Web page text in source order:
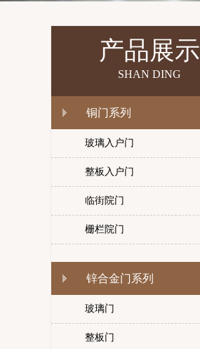
产品展示
SHAN DING
铜门系列
玻璃入户门
整板入户门
临街院门
栅栏院门
锌合金门系列
玻璃门
整板门